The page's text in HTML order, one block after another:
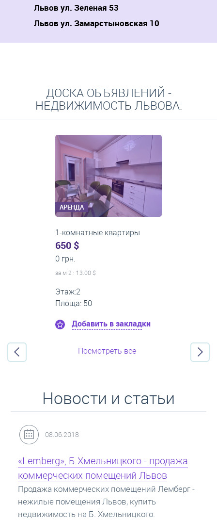
Львов ул. Зеленая 53
Львов ул. Замарстыновская 10
ДОСКА ОБЪЯВЛЕНИЙ -
НЕДВИЖИМОСТЬ ЛЬВОВА:
АРЕНДА
3-комнатные квартиры
0 $
22 000 грн.
за м2 : 0.00 $
Этаж:1
Площа: 65
Добавить в закладки
Посмотреть все
Новости и статьи
-
31.05.2018
Кредит под залог недвижимости:
ипотека
Ипотека на квартиру - кредит на жилье под
залог недвижимости. Купить в ипотеку -
нужно знать? Консультация от Экспертов